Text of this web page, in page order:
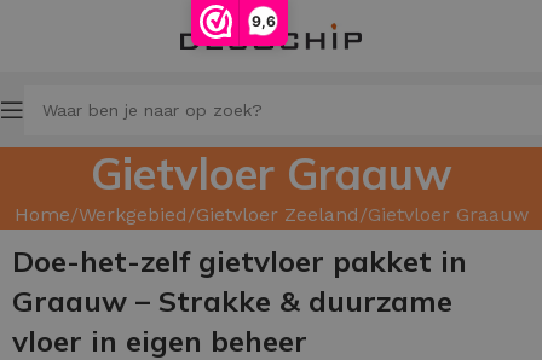
9,6
Gietvloer Graauw
Home Werkgebied Gietvloer Zeeland Gietvloer Graauw
Doe-het-zelf gietvloer pakket in
Graauw – Strakke & duurzame
vloer in eigen beheer